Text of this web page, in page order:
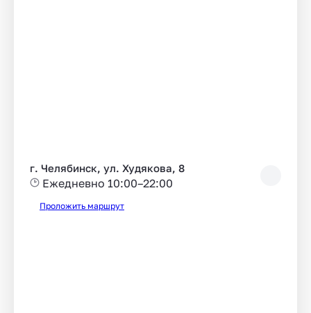
г. Челябинск, ул. Худякова, 8
Ежедневно 10:00–22:00
Проложить маршрут